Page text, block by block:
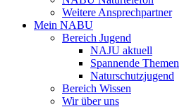
Weitere Ansprechpartner
Mein NABU
Bereich Jugend
NAJU aktuell
Spannende Themen
Naturschutzjugend
Bereich Wissen
Wir über uns